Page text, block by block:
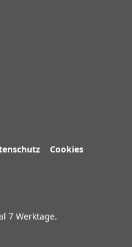
Cookies
7 Werktage.